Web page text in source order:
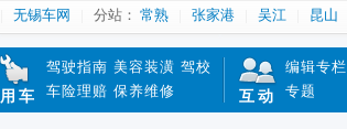
无锡车网 分站： 常熟 张家港 吴江 昆山
用车
驾驶指南 美容装潢 驾校
车险理赔 保养维修 互动
编辑专栏
专题